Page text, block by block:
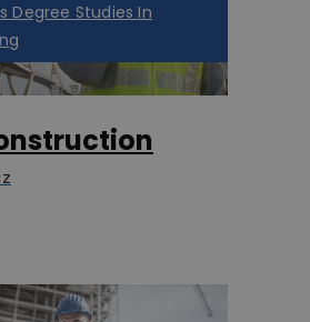
Degree Studies In